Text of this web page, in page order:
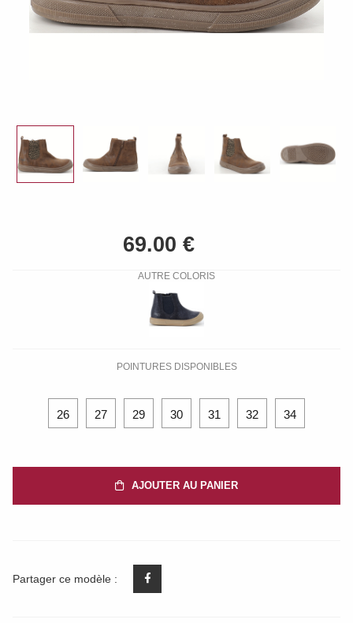
AUTRE COLORIS
POINTURES DISPONIBLES
26 27 29 30 31 32 34
AJOUTER AU PANIER
Partager ce modèle :